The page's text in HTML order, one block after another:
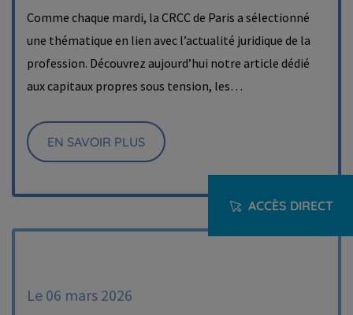
ACCÈS DIRECT
Comme chaque mardi, la CRCC de Paris a sélectionné
une thématique en lien avec l’actualité juridique de la
profession. Découvrez aujourd’hui notre article dédié
aux capitaux propres sous tension, les…
EN SAVOIR PLUS
Le 06 mars 2026